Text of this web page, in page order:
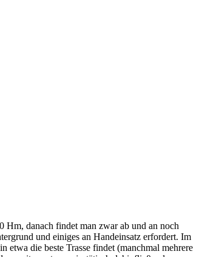
Hm, danach findet man zwar ab und an noch
und einiges an Handeinsatz erfordert. Im
die beste Trasse findet (manchmal mehrere